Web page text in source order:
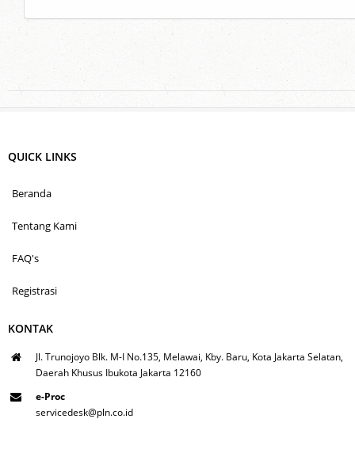
QUICK LINKS
Beranda
Tentang Kami
FAQ's
Registrasi
KONTAK
Jl. Trunojoyo Blk. M-I No.135, Melawai, Kby. Baru, Kota Jakarta Selatan,
Daerah Khusus Ibukota Jakarta 12160
e-Proc
servicedesk@pln.co.id